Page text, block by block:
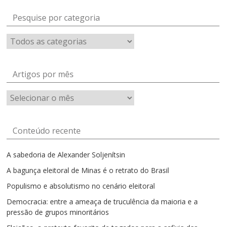
Pesquise por categoria
Artigos por mês
Artigos
por
Conteúdo recente
A sabedoria de Alexander Soljenítsin
A bagunça eleitoral de Minas é o retrato do Brasil
Populismo e absolutismo no cenário eleitoral
Democracia: entre a ameaça de truculência da maioria e a
pressão de grupos minoritários